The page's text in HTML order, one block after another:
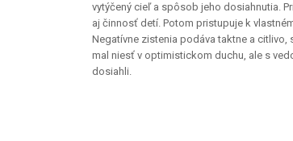
vytýčený cieľ a spôsob jeho dosiahnutia.
aj činnosť detí. Potom pristupuje k
Negatívne zistenia podáva taktne a
mal niesť v optimistickom duchu, ale s
dosiahli.